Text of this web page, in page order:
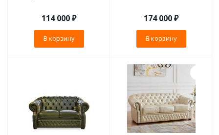
114 000₽
В корзину
174 000₽
В корзину